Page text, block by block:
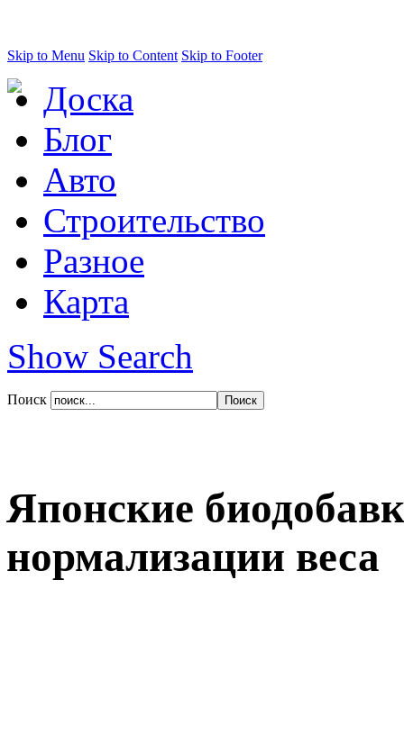
Skip to Menu Skip to Content Skip to Footer
Доска
Блог
Авто
Строительство
Разное
Карта
Show Search
Поиск
Японские
нормализации веса